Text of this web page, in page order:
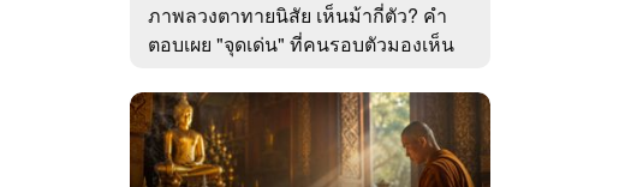
ภาพลวงตาทายนิสัย เห็นม้ากี่ตัว? คำ
ตอบเผย "จุดเด่น" ที่คนรอบตัวมองเห็น